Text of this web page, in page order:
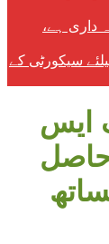
داری ہے،
سیکورٹی کے
ایس
حاصل